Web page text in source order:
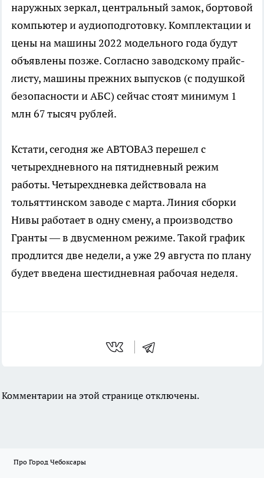
наружных зеркал, центральный замок, бортовой
компьютер и аудиоподготовку. Комплектации и
цены на машины 2022 модельного года будут
объявлены позже. Согласно заводскому прайс-
листу, машины прежних выпусков (с подушкой
безопасности и АБС) сейчас стоят минимум 1
млн 67 тысяч рублей.
Кстати, сегодня же АВТОВАЗ перешел с
четырехдневного на пятидневный режим
работы. Четырехдневка действовала на
тольяттинском заводе с марта. Линия сборки
Нивы работает в одну смену, а производство
Гранты — в двусменном режиме. Такой график
продлится две недели, а уже 29 августа по плану
будет введена шестидневная рабочая неделя.
Комментарии на этой странице отключены.
Про Город Чебоксары